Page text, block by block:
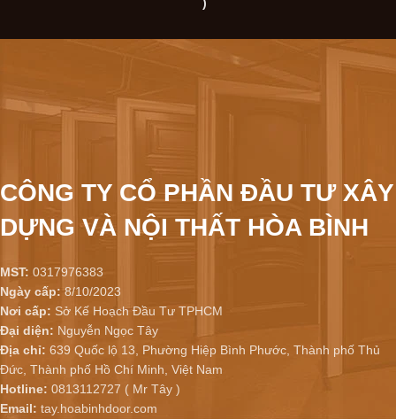
CÔNG TY CỔ PHẦN ĐẦU TƯ XÂY
DỰNG VÀ NỘI THẤT HÒA BÌNH
MST: 0317976383
Ngày cấp:8/10/2023
Nơi cấp: Sở Kế Hoạch Đầu Tư TPHCM
Đại diện: Nguyễn Ngọc Tây
Địa chỉ: 639 Quốc lộ 13, Phường Hiệp Bình Phước, Thành phố Thủ
Đức, Thành phố Hồ Chí Minh, Việt Nam
Hotline: 0813112727 ( Mr Tây )
Email: tay.hoabinhdoor.com